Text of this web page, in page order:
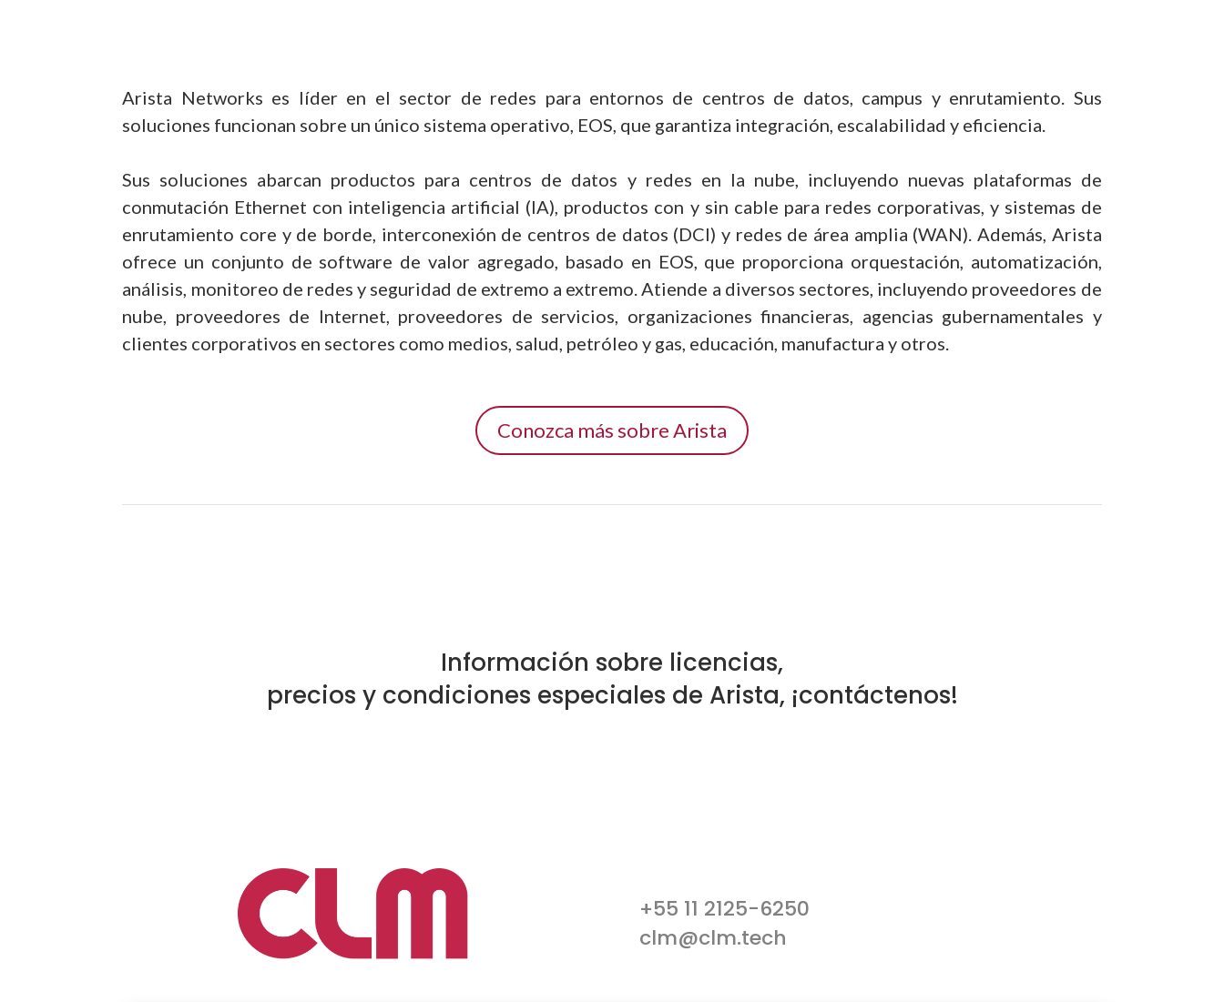
Arista Networks es líder en el sector de redes para entornos de centros de datos, campus y enrutamiento. Sus
soluciones funcionan sobre un único sistema operativo, EOS, que garantiza integración, escalabilidad y eficiencia.
Sus soluciones abarcan productos para centros de datos y redes en la nube, incluyendo nuevas plataformas de
conmutación Ethernet con inteligencia artificial (IA), productos con y sin cable para redes corporativas, y sistemas de
enrutamiento core y de borde, interconexión de centros de datos (DCI) y redes de área amplia (WAN). Además, Arista
ofrece un conjunto de software de valor agregado, basado en EOS, que proporciona orquestación, automatización,
análisis, monitoreo de redes y seguridad de extremo a extremo. Atiende a diversos sectores, incluyendo proveedores de
nube, proveedores de Internet, proveedores de servicios, organizaciones financieras, agencias gubernamentales y
clientes corporativos en sectores como medios, salud, petróleo y gas, educación, manufactura y otros.
Conozca más sobre Arista
Información sobre licencias,
precios y condiciones especiales de Arista, ¡contáctenos!
+55 11 2125-6250
clm@clm.tech